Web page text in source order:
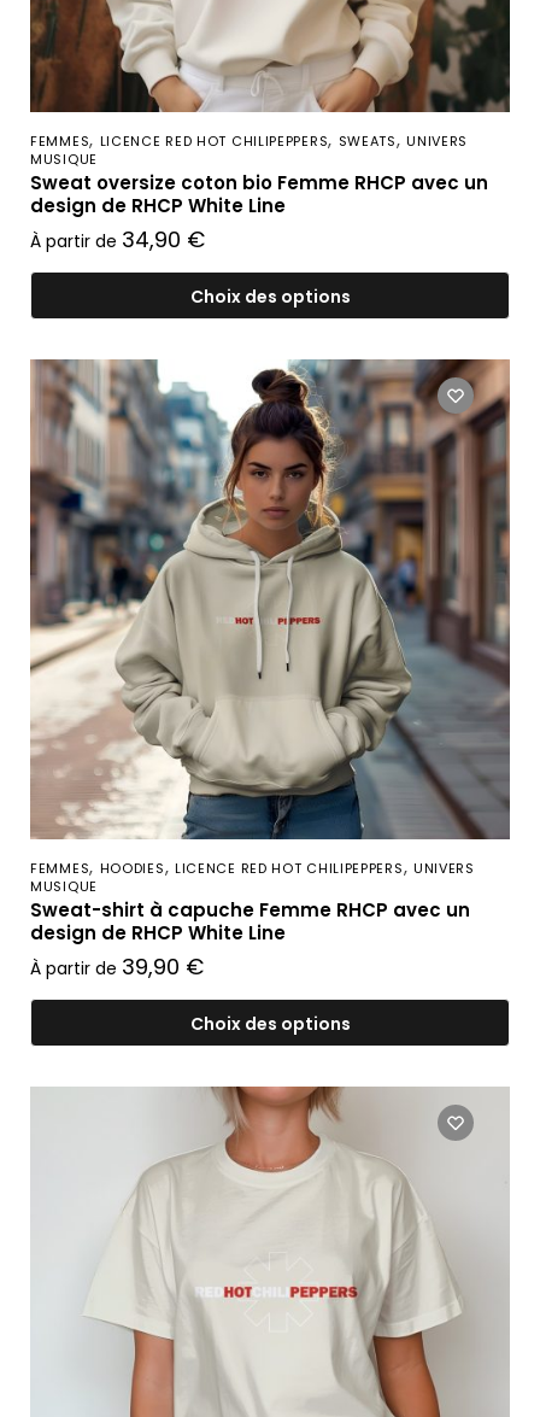
FEMMES, LICENCE RED HOT CHILIPEPPERS, SWEATS,UNIVERS
MUSIQUE
Sweat oversize coton bio Femme RHCP avec un
design de RHCP White Line
À partir de 34,90 €
Choix des options
FEMMES, HOODIES, LICENCE RED HOT CHILIPEPPERS, UNIVERS
MUSIQUE
Sweat-shirt à capuche Femme RHCP avec un
design de RHCP White Line
À partir de 39,90 €
Choix des options